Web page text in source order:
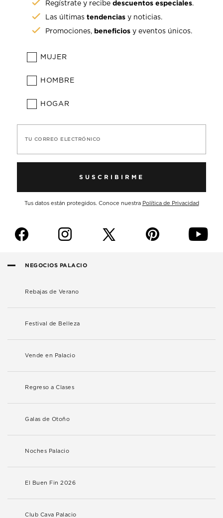
Regístrate y recibedescuentos especiales.
Las últimastendencias y noticias.
Promociones, beneficios y eventos únicos.
MUJER
HOMBRE
HOGAR
TU CORREO ELECTRÓNICO
SUSCRIBIRME
Tus datos están protegidos. Conoce nuestra Política de Privacidad
f i p y
NEGOCIOS PALACIO
Rebajas de Verano
Festival de Belleza
Vende en Palacio
Regreso a Clases
Galas de Otoño
Noches Palacio
El Buen Fin 2026
Club Cava Palacio